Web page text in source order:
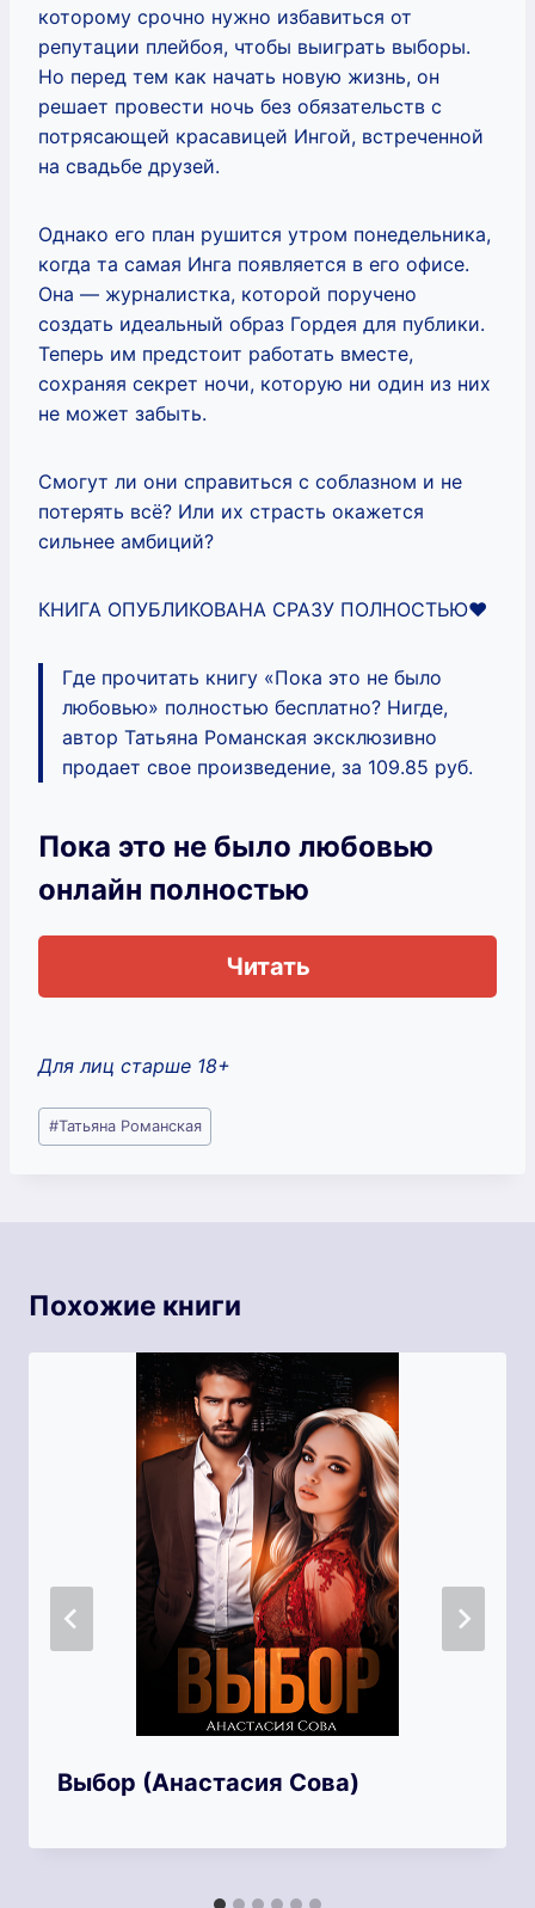
которому срочно нужно избавиться от
репутации плейбоя, чтобы выиграть выборы.
Но перед тем как начать новую жизнь, он
решает провести ночь без обязательств с
потрясающей красавицей Ингой, встреченной
на свадьбе друзей.
Однако его план рушится утром понедельника,
когда та самая Инга появляется в его офисе.
Она — журналистка, которой поручено
создать идеальный образ Гордея для публики.
Теперь им предстоит работать вместе,
сохраняя секрет ночи, которую ни один из них
не может забыть.
Смогут ли они справиться с соблазном и не
потерять всё? Или их страсть окажется
сильнее амбиций?
КНИГА ОПУБЛИКОВАНА СРАЗУ ПОЛНОСТЬЮ❤️
Где прочитать книгу «Пока это не было
любовью» полностью бесплатно? Нигде,
автор Татьяна Романская эксклюзивно
продает свое произведение, за 109.85 руб.
Пока это не было любовью
онлайн полностью
Читать
Для лиц старше 18+
Метки
записи:
#Татьяна Романская
Похожие книги
Выбор (Анастасия Сова)